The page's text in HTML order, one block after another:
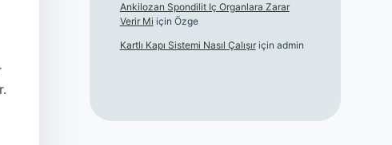
Ankilozan Spondilit Iç Organlara Zarar
Verir Mi için Özge
Kartlı Kapı Sistemi Nasıl Çalışıriçin admin